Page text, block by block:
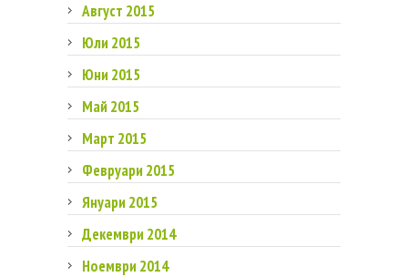
Август 2015
Юли 2015
Юни 2015
Май 2015
Март 2015
Февруари 2015
Януари 2015
Декември 2014
Ноември 2014